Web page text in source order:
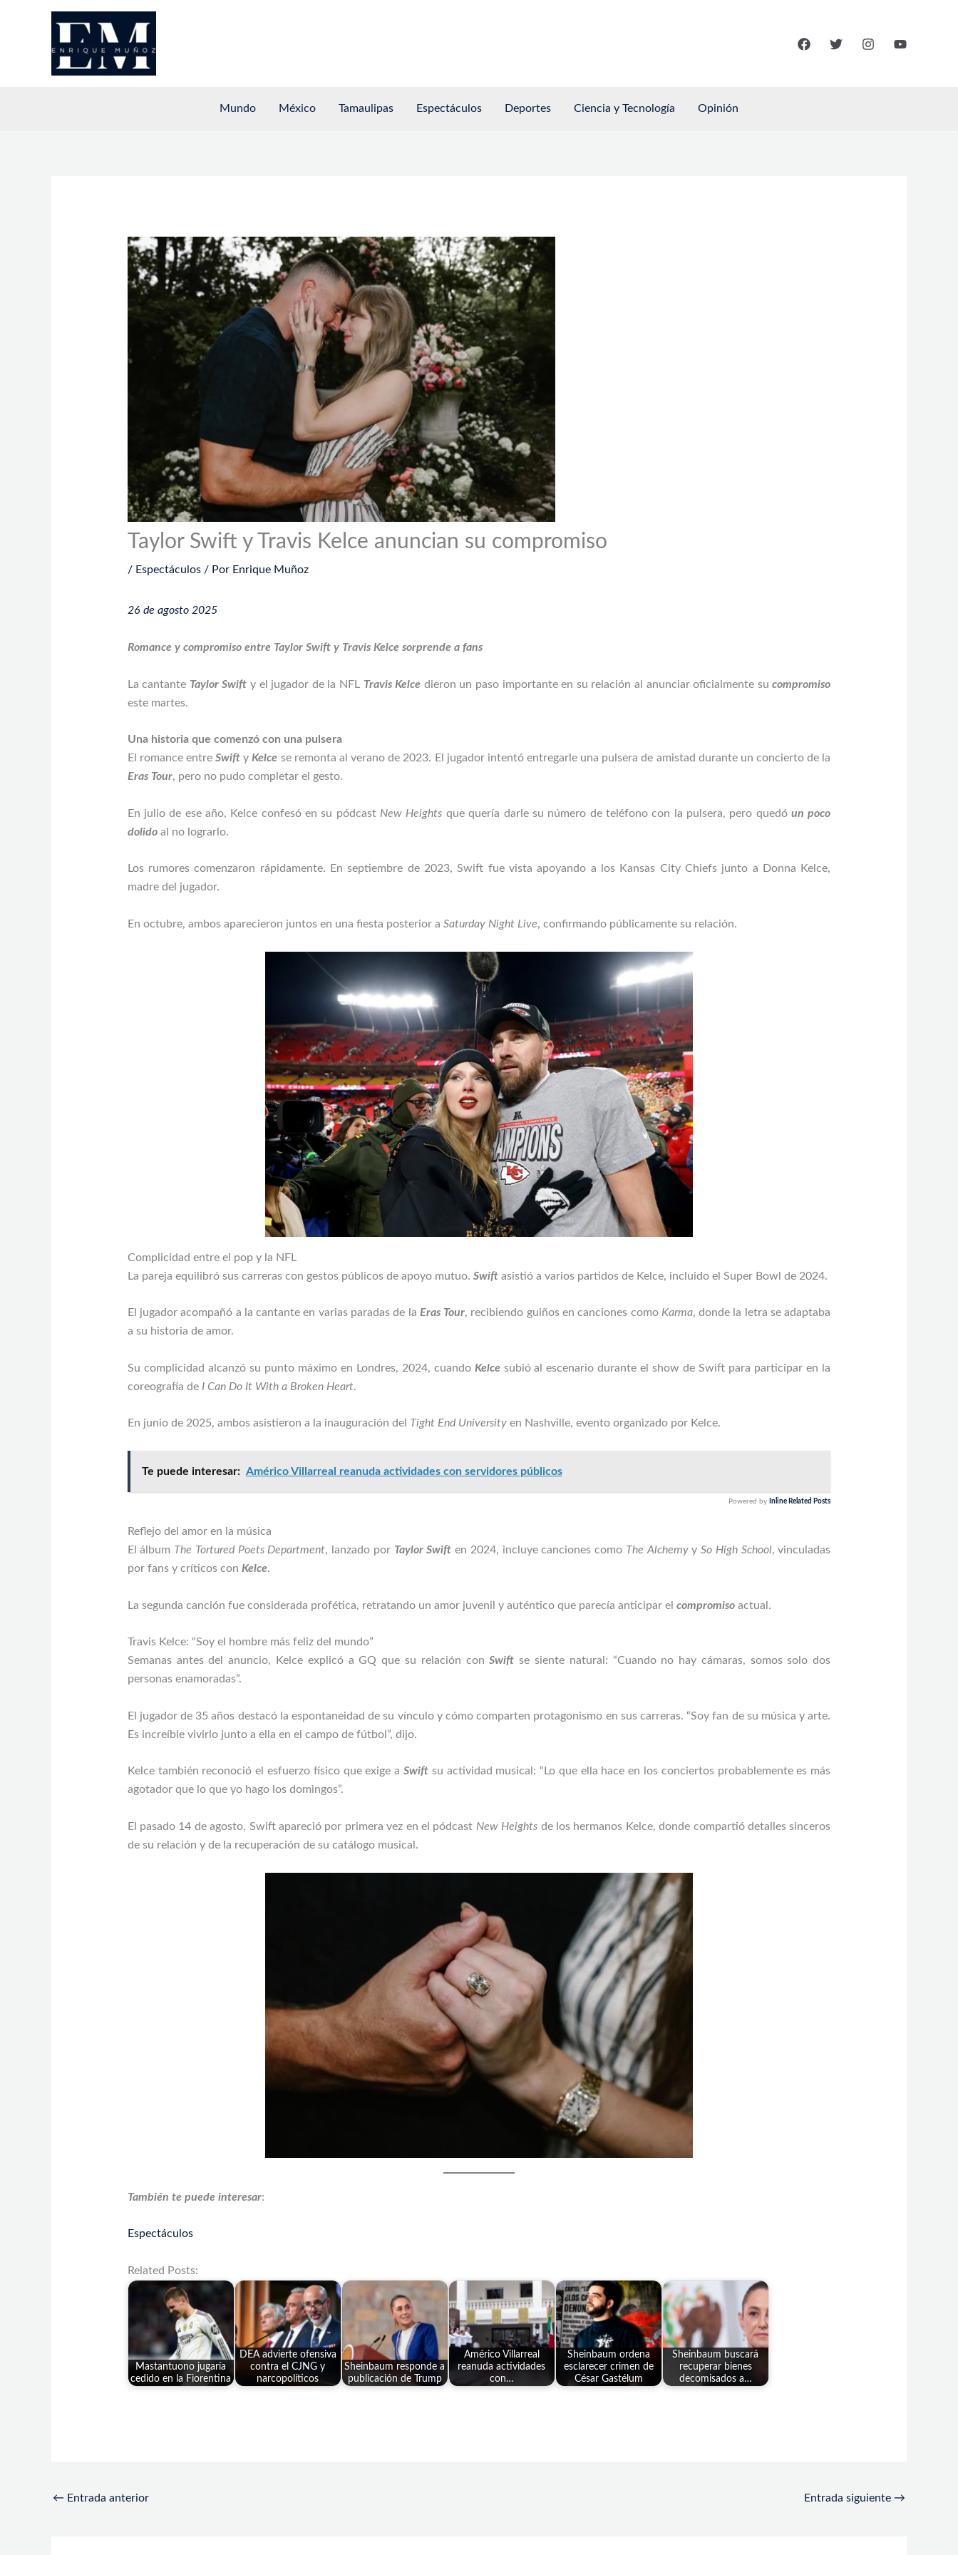
Mundo México Tamaulipas Espectáculos Deportes Ciencia y Tecnología Opinión
Taylor Swift y Travis Kelce anuncian su compromiso
/ Espectáculos/ Por Enrique Muñoz
26 de agosto 2025
Romance y compromiso entre Taylor Swift y Travis Kelce sorprende a fans
La cantante Taylor Swift y el jugador de la NFL Travis Kelce dieron un paso importante en su relación al anunciar oficialmente sucompromiso
este martes.
Una historia que comenzó con una pulsera
El romance entreSwift yKelce se remonta al verano de 2023. El jugador intentó entregarle una pulsera de amistad durante un concierto de la
Eras Tour, pero no pudo completar el gesto.
En julio de ese año, Kelce confesó en su pódcast New Heights que quería darle su número de teléfono con la pulsera, pero quedó un poco
dolidoal no lograrlo.
Los rumores comenzaron rápidamente. En septiembre de 2023, Swift fue vista apoyando a los Kansas City Chiefs junto a Donna Kelce,
madre del jugador.
En octubre, ambos aparecieron juntos en una fiesta posterior a Saturday Night Live, confirmando públicamente su relación.
Complicidad entre el pop y la NFL
La pareja equilibró sus carreras con gestos públicos de apoyo mutuo. Swiftasistió a varios partidos de Kelce, incluido el Super Bowl de 2024.
El jugador acompañó a la cantante en varias paradas de la Eras Tour, recibiendo guiños en canciones como Karma, donde la letra se adaptaba
a su historia de amor.
Su complicidad alcanzó su punto máximo en Londres, 2024, cuando Kelce subió al escenario durante el show de Swift para participar en la
coreografía de I Can Do It With a Broken Heart.
En junio de 2025, ambos asistieron a la inauguración del Tight End Universityen Nashville, evento organizado por Kelce.
Te puede interesar: Américo Villarreal reanuda actividades con servidores públicos
Powered by Inline Related Posts
Reflejo del amor en la música
El álbum The Tortured Poets Department, lanzado por Taylor Swift en 2024, incluye canciones como The AlchemyySo High School, vinculadas
por fans y críticos con Kelce.
La segunda canción fue considerada profética, retratando un amor juvenil y auténtico que parecía anticipar el compromisoactual.
Travis Kelce: “Soy el hombre más feliz del mundo”
Semanas antes del anuncio, Kelce explicó a GQ que su relación conSwift se siente natural: “Cuando no hay cámaras, somos solo dos
personas enamoradas”.
El jugador de 35 años destacó la espontaneidad de su vínculo y cómo comparten protagonismo en sus carreras. “Soy fan de su música y arte.
Es increíble vivirlo junto a ella en el campo de fútbol”, dijo.
Kelce también reconoció el esfuerzo físico que exige a Swiftsu actividad musical: “Lo que ella hace en los conciertos probablemente es más
agotador que lo que yo hago los domingos”.
El pasado 14 de agosto, Swift apareció por primera vez en el pódcast New Heights de los hermanos Kelce, donde compartió detalles sinceros
de su relación y de la recuperación de su catálogo musical.
También te puede interesar:
Espectáculos
Related Posts:
Mastantuono jugaría
cedido en la Fiorentina
DEA advierte ofensiva
contra el CJNG y
narcopolíticos
Sheinbaum responde a
publicación de Trump
Américo Villarreal
reanuda actividades
con…
Sheinbaum ordena
esclarecer crimen de
César Gastélum
Sheinbaum buscará
recuperar bienes
decomisados a…
← Entrada anterior Entrada siguiente →